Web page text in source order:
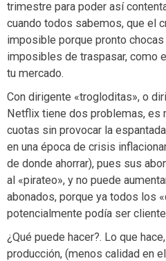
trimestre para poder así
cuando todos sabemos, que el
imposible porque pronto
imposibles de traspasar, como
tu mercado.
Con dirigente «trogloditas», o
Netflix tiene dos problemas, es
cuotas sin provocar la
en una época de crisis
de donde ahorrar), pues sus
al «pirateo», y no puede
abonados, porque ya todos los
potencialmente podía ser
¿Qué puede hacer?. Lo que
producción, (menos calidad en